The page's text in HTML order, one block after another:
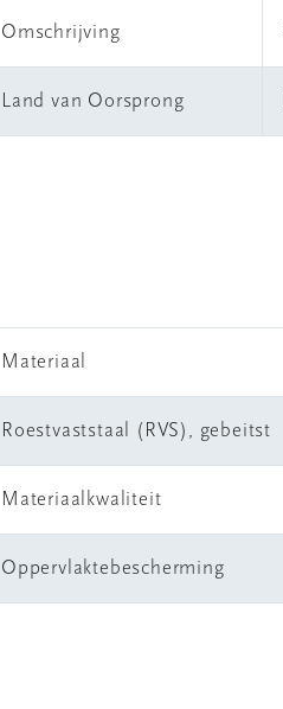
Omschrijving
Land van Oorsprong
Materiaal
Roestvaststaal (RVS), gebeitst
Materiaalkwaliteit
Oppervlaktebescherming